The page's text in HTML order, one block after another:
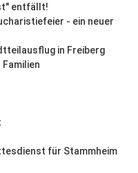
entfällt!
- ein neuer
in Freiberg
für Stammheim